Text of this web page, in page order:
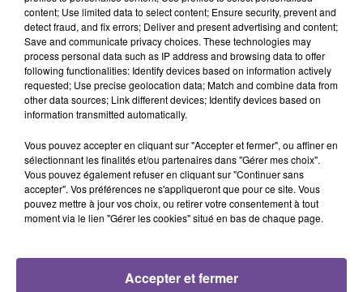
18h11
18h11
Dracula
18h07
18h07
El Perdon
18h04
18h04
Soirée Mondaine
dépôt de cookies que vous avez exprimé. Si vous
souhaitez l'afficher, merci de nous donner votre accord
content; Use limited data to select content; Ensure security, prevent and
detect fraud, and fix errors; Deliver and present advertising and content;
Save and communicate privacy choices. These technologies may
process personal data such as IP address and browsing data to offer
following functionalities: Identify devices based on information actively
requested; Use precise geolocation data; Match and combine data from
other data sources; Link different devices; Identify devices based on
information transmitted automatically.
Vous pouvez accepter en cliquant sur "Accepter et fermer", ou affiner en
sélectionnant les finalités et/ou partenaires dans "Gérer mes choix".
Vous pouvez également refuser en cliquant sur "Continuer sans
accepter". Vos préférences ne s'appliqueront que pour ce site. Vous
pouvez mettre à jour vos choix, ou retirer votre consentement à tout
moment via le lien "Gérer les cookies" situé en bas de chaque page.
Accepter et fermer